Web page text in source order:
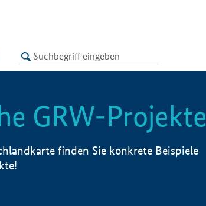
LISTE
GRW-Projekte
finden Sie konkrete Beispiele